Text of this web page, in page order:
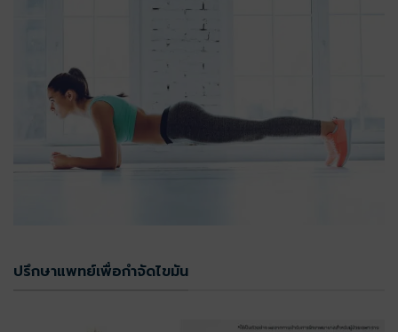
ปรึกษาแพทย์เพื่อกำจัดไขมัน